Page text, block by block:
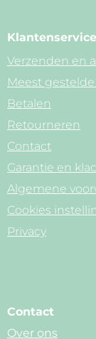
Klantenservice
Verzenden en
Meest gestelde
Betalen
Retourneren
Contact
Garantie en
Algemene
Cookies
Privacy
Contact
Over ons